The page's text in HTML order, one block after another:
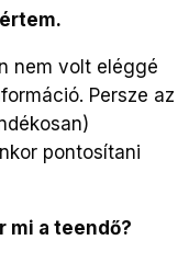
nem volt eléggé
Persze az
pontosítani
mi a teendő?